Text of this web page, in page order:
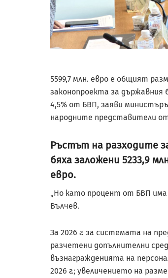
5599,7 млн. евро е общият
законопроекта за държавния
4,5% от БВП, заяви
народните представители
Ръстът на разходите
бяха заложени 5233,9
евро.
„Но като процент от БВП
Вълчев.
За 2026 г. за системата на
разчетени допълнителни
възнагражденията на
2026 г.; увеличението на